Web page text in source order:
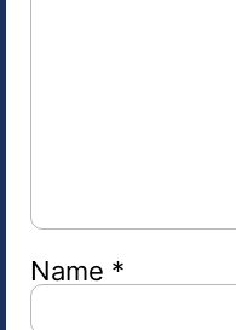
Name *